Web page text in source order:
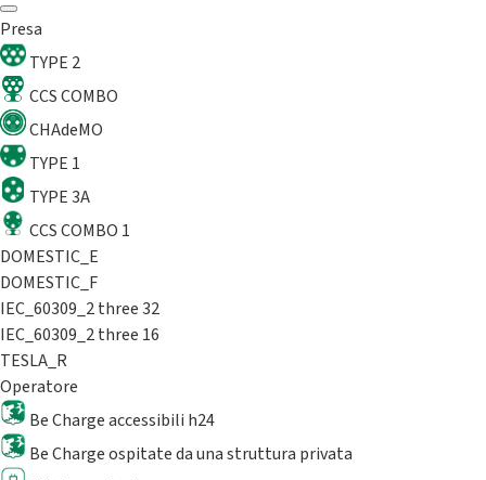
Presa
TYPE 2
CCS COMBO
CHAdeMO
TYPE 1
TYPE 3A
CCS COMBO 1
DOMESTIC_E
DOMESTIC_F
IEC_60309_2 three 32
IEC_60309_2 three 16
TESLA_R
Operatore
Be Charge accessibili h24
Be Charge ospitate da una struttura privata